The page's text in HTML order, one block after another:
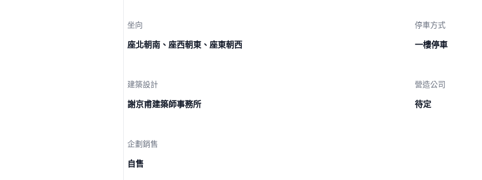
坐向
座北朝南、座西朝東、座東朝西
停車方式
一樓停車
建築設計
謝京甫建築師事務所
營造公司
待定
企劃銷售
自售